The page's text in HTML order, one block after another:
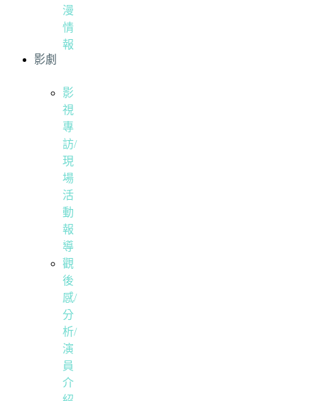
漫
情
報
影劇
影
視
專
訪/
現
場
活
動
報
導
觀
後
感/
分
析/
演
員
介